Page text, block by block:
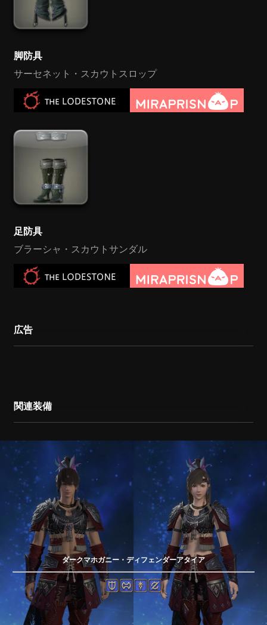
脚防具
サーセネット・スカウトスロップ
足防具
ブラーシャ・スカウトサンダル
広告
関連装備
ダークマホガニー・ディフェンダーアタイア